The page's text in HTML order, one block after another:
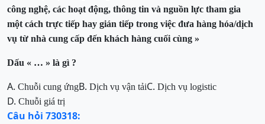
công nghệ, các hoạt động, thông tin và nguồn lực tham gia
một cách trực tiếp hay gián tiếp trong việc đưa hàng hóa/dịch
vụ từ nhà cung cấp đến khách hàng cuối cùng »
Dấu « … » là gì ?
A. Chuỗi cung ứngB. Dịch vụ vận tảiC. Dịch vụ logistic
D. Chuỗi giá trị
Câu hỏi 730318: